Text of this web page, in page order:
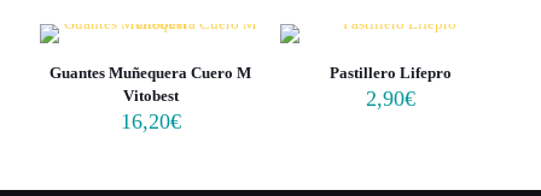
Guantes Muñequera Cuero M
Vitobest
16,20€
Pastillero Lifepro
2,90€